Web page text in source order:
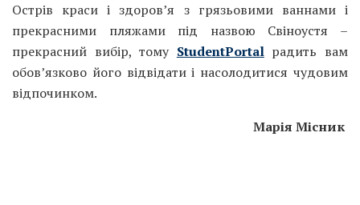
Острів краси і здоров’я з грязьовими ваннами і
прекрасними пляжами під назвою Свіноустя –
прекрасний вибір, тому StudentPortalрадить вам
обов’язково його відвідати і насолодитися чудовим
відпочинком.
Марія Місник